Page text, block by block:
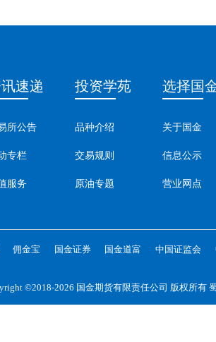
速递
所公告
专栏
服务
投资学苑
品种介绍
交易规则
原油专题
选择国
关于国金
信息公示
营业网点
佣金宝 国金证券 国金道富 中国证监会
©2018-2026 国金期货有限责任公司 版权所有